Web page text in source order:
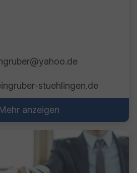
stuehlingen.de
anzeigen